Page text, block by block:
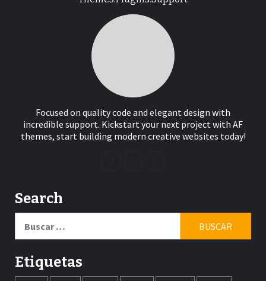
Focused on quality code and elegant design with
incredible support. Kickstart your next project with AF
themes, start building modern creative websites today!
Search
Etiquetas